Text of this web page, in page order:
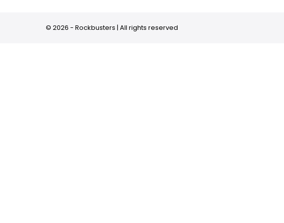
© 2026 - Rockbusters | All rights reserved